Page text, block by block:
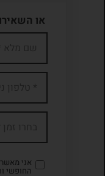
או
אני
החופשי